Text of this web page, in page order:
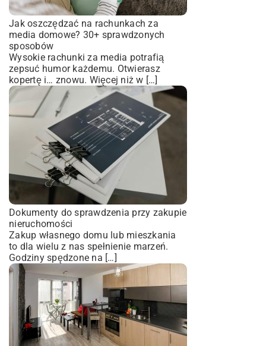
Jak oszczędzać na rachunkach za
media domowe? 30+ sprawdzonych
sposobów
Wysokie rachunki za media potrafią
zepsuć humor każdemu. Otwierasz
kopertę i… znowu. Więcej niż w […]
Dokumenty do sprawdzenia przy zakupie
nieruchomości
Zakup własnego domu lub mieszkania
to dla wielu z nas spełnienie marzeń.
Godziny spędzone na […]